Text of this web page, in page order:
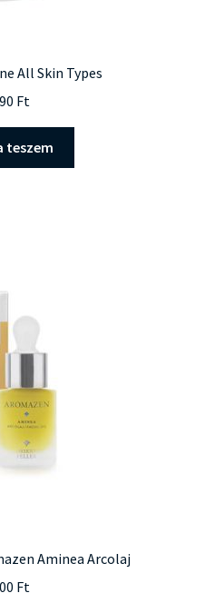
All Skin Types
Ft
teszem
Aminea Arcolaj
Ft